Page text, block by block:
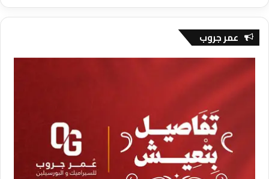
عمر جروب